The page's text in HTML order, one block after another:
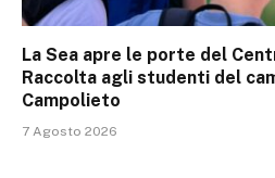
La Sea apre le porte del
Raccolta agli studenti del
Campolieto
7 Agosto 2026